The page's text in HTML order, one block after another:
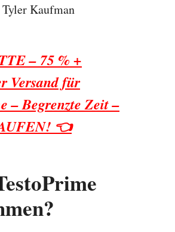
Kaufman
– 75 % +
Versand für
– Begrenzte Zeit –
👈